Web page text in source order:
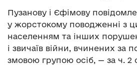
Пузанову і Єфімову
у жорстокому поводженні з
населенням та інших
і звичаїв війни, вчинених за
змовою групою осіб, — за ч. 2